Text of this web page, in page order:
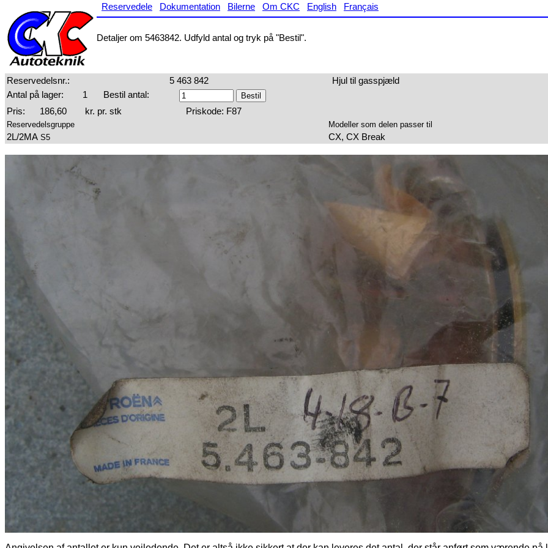
Reservedele Dokumentation Bilerne Om CKC English Français
Detaljer om 5463842. Udfyld antal og tryk på "Bestil".
Reservedelsnr.: 5 463 842
Hjul til gasspjæld
Antal på lager:
1
Bestil antal:
Pris:
186,60 kr. pr. stk Priskode: F87
Reservedelsgruppe Modeller som delen passer til
2L/2MA S5 CX, CX Break